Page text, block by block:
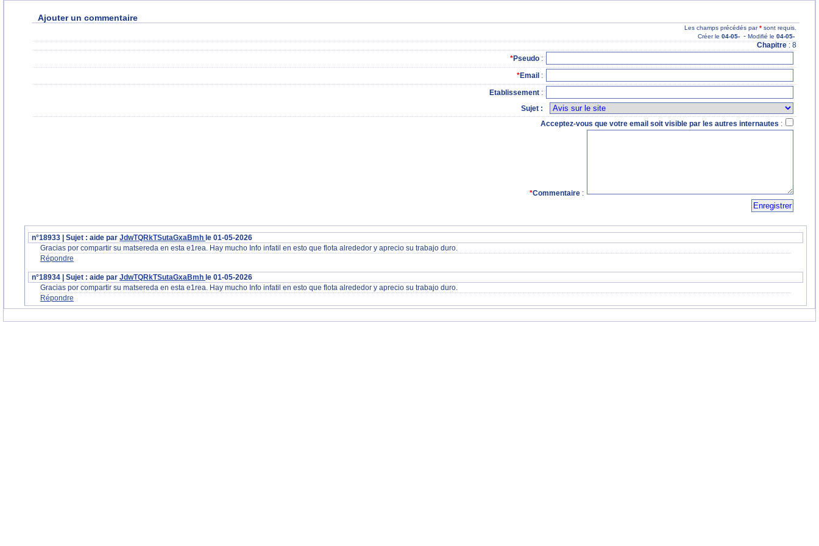
Ajouter un commentaire
Les champs précédés par* sont requis.
Créer le 04-05- - Modifié le 04-05-
Chapitre : 8
*Pseudo :
*Email :
Etablissement :
Sujet :
Acceptez-vous que votre email soit visible par les autres internautes :
*Commentaire:
n°18933 | Sujet : aide parJdwTQRkTSutaGxaBmh le 01-05-2026
Gracias por compartir su matsereda en esta e1rea. Hay mucho Info infatil en esto que flota alrededor y aprecio su trabajo duro.
Répondre
n°18934 | Sujet : aide parJdwTQRkTSutaGxaBmh le 01-05-2026
Gracias por compartir su matsereda en esta e1rea. Hay mucho Info infatil en esto que flota alrededor y aprecio su trabajo duro.
Répondre